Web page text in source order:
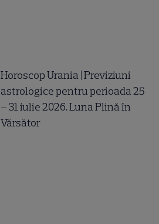
Horoscop Urania | Previziuni
astrologice pentru perioada 25
– 31 iulie 2026. Luna Plină în
Vărsător